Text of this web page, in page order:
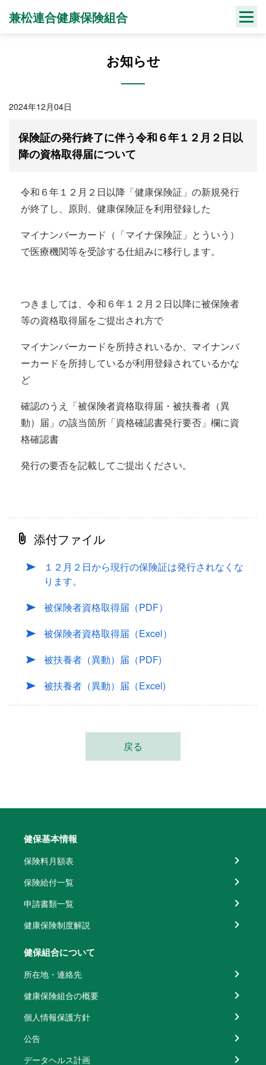
兼松連合健康保険組合
お知らせ
2024年12月04日
保険証の発行終了に伴う令和６年１２月２日以
降の資格取得届について
令和６年１２月２日以降「健康保険証」の新規発行
が終了し、原則、健康保険証を利用登録した
マイナンバーカード（「マイナ保険証」とういう）
で医療機関等を受診する仕組みに移行します。
つきましては、令和６年１２月２日以降に被保険者
等の資格取得届をご提出され方で
マイナンバーカードを所持されいるか、マイナンバ
ーカードを所持しているが利用登録されているかな
ど
確認のうえ「被保険者資格取得届・被扶養者（異
動）届」の該当箇所「資格確認書発行要否」欄に資
格確認書
発行の要否を記載してご提出ください。
添付ファイル
１２月２日から現行の保険証は発行されなくな
ります。
被保険者資格取得届（PDF）
被保険者資格取得届（Excel）
被扶養者（異動）届（PDF)
被扶養者（異動）届（Excel)
戻る
健保基本情報
保険料月額表
保険給付一覧
申請書類一覧
健康保険制度解説
健保組合について
所在地・連絡先
健康保険組合の概要
個人情報保護方針
公告
データヘルス計画